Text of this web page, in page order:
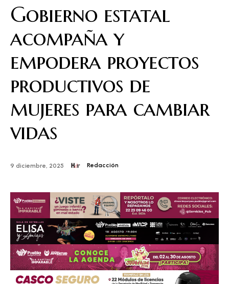
Gobierno estatal
acompaña y
empodera proyectos
productivos de
mujeres para cambiar
vidas
9 diciembre, 2025 Redacción